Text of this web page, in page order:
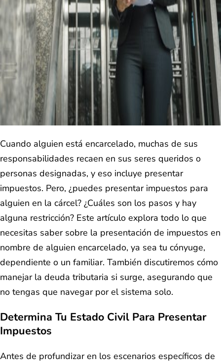
Cuando alguien está encarcelado, muchas de sus
responsabilidades recaen en sus seres queridos o
personas designadas, y eso incluye presentar
impuestos. Pero, ¿puedes presentar impuestos para
alguien en la cárcel? ¿Cuáles son los pasos y hay
alguna restricción? Este artículo explora todo lo que
necesitas saber sobre la presentación de impuestos en
nombre de alguien encarcelado, ya sea tu cónyuge,
dependiente o un familiar. También discutiremos cómo
manejar la deuda tributaria si surge, asegurando que
no tengas que navegar por el sistema solo.
Determina Tu Estado Civil Para Presentar
Impuestos
Antes de profundizar en los escenarios específicos de